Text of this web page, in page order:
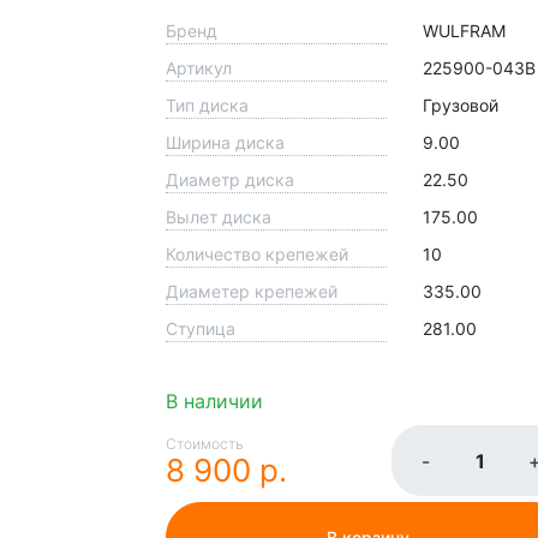
Бренд
WULFRAM
Артикул
225900-043B
Тип диска
Грузовой
Ширина диска
9.00
Диаметр диска
22.50
Вылет диска
175.00
Количество крепежей
10
Диаметер крепежей
335.00
Ступица
281.00
В наличии
Стоимость
8 900 р. -